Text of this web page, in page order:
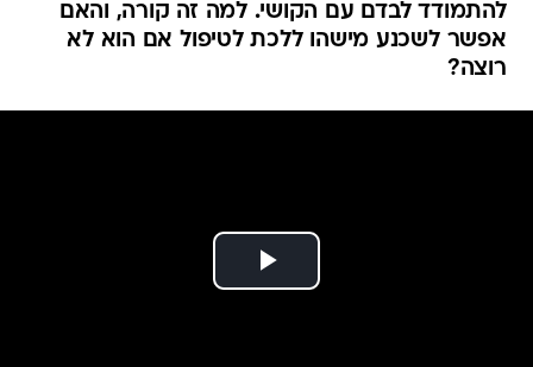
להתמודד לבדם עם הקושי. למה זה קורה, והאם
אפשר לשכנע מישהו ללכת לטיפול אם הוא לא
רוצה?